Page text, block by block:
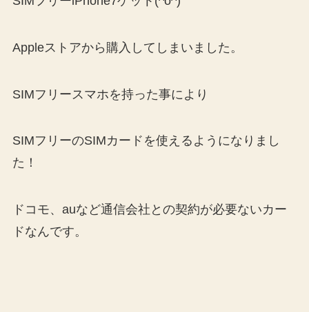
Appleストアから購入してしまいました。
SIMフリースマホを持った事により
SIMフリーのSIMカードを使えるようになりまし
た！
ドコモ、auなど通信会社との契約が必要ないカー
ドなんです。